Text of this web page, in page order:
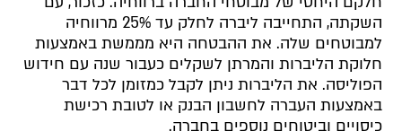
השקתה, התחייבה ליברה לחלק עד 25% מרווחיה
למבוטחים שלה. את ההבטחה היא מממשת באמצעות
חלוקת הליברות והמרתן לשקלים כעבור שנה עם חידוש
הפוליסה. את הליברות ניתן לקבל כמזומן לכל דבר
באמצעות העברה לחשבון הבנק או לטובת רכישת
כיסויים וביטוחים נוספים בחברה.